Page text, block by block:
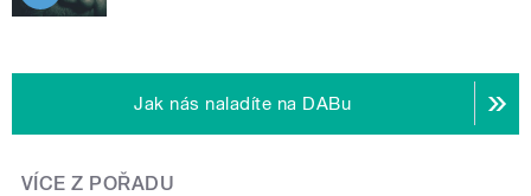
Jak nás naladíte na DABu
VÍCE Z POŘADU